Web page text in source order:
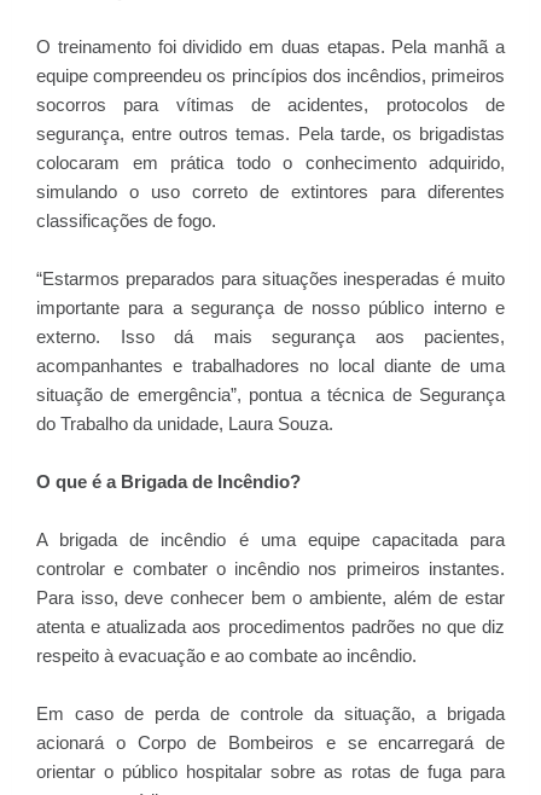
O treinamento foi dividido em duas etapas. Pela manhã a
equipe compreendeu os princípios dos incêndios, primeiros
socorros para vítimas de acidentes, protocolos de
segurança, entre outros temas. Pela tarde, os brigadistas
colocaram em prática todo o conhecimento adquirido,
simulando o uso correto de extintores para diferentes
classificações de fogo.
“Estarmos preparados para situações inesperadas é muito
importante para a segurança de nosso público interno e
externo. Isso dá mais segurança aos pacientes,
acompanhantes e trabalhadores no local diante de uma
situação de emergência”, pontua a técnica de Segurança
do Trabalho da unidade, Laura Souza.
O que é a Brigada de Incêndio?
A brigada de incêndio é uma equipe capacitada para
controlar e combater o incêndio nos primeiros instantes.
Para isso, deve conhecer bem o ambiente, além de estar
atenta e atualizada aos procedimentos padrões no que diz
respeito à evacuação e ao combate ao incêndio.
Em caso de perda de controle da situação, a brigada
acionará o Corpo de Bombeiros e se encarregará de
orientar o público hospitalar sobre as rotas de fuga para